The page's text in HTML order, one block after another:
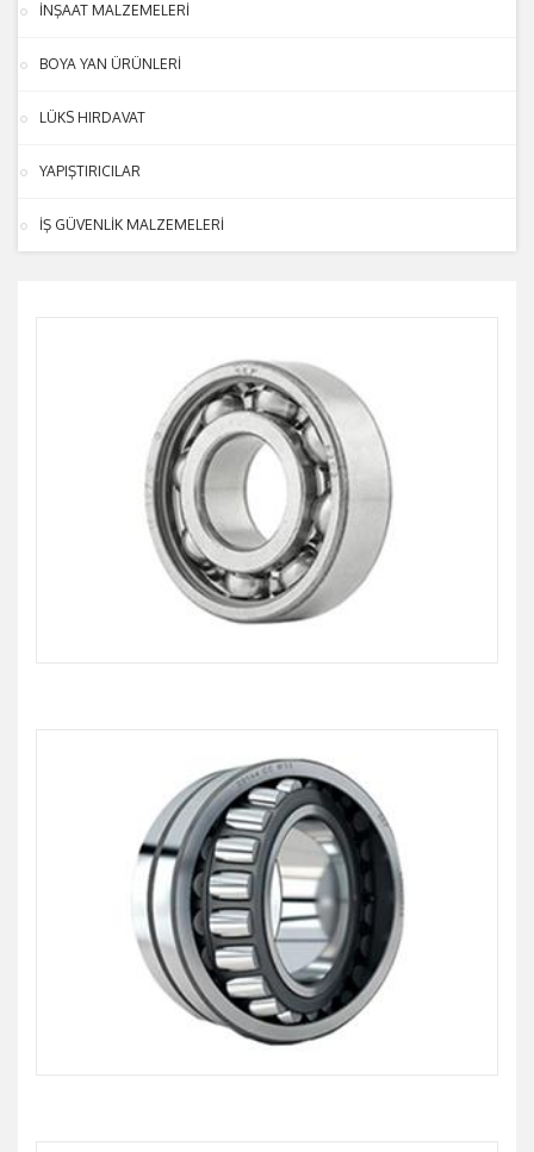
İNŞAAT MALZEMELERİ
BOYA YAN ÜRÜNLERİ
LÜKS HIRDAVAT
YAPIŞTIRICILAR
İŞ GÜVENLİK MALZEMELERİ